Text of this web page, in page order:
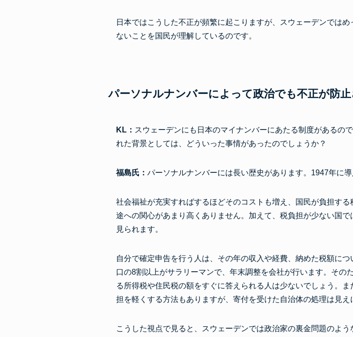
日本ではこうした不正が頻繁に起こりますが、スウェーデンでは
ないことを国民が理解しているのです。
パーソナルナンバーによって政治でも不正が防
KL： スウェーデンにも日本のマイナンバーにあたる制度があるの
れた背景としては、どういった事情があったのでしょうか？
福島氏： パーソナルナンバーには長い歴史があります。1947年に
社会福祉が充実すればするほどそのコストも増え、国民が負担す
途への関心があまり高くありません。加えて、税負担が少ない国
見られます。
自分で確定申告を行う人は、その年の収入や経費、納めた税額に
口の8割以上がサラリーマンで、年末調整を会社が行います。その
る所得税や住民税の額をすぐに答えられる人は少ないでしょう。
担を軽くする方法もありますが、寄付を受けた自治体の処理は見え
こうした視点で見ると、スウェーデンでは政治家の裏金問題のよ